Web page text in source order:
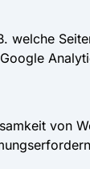
welche
von